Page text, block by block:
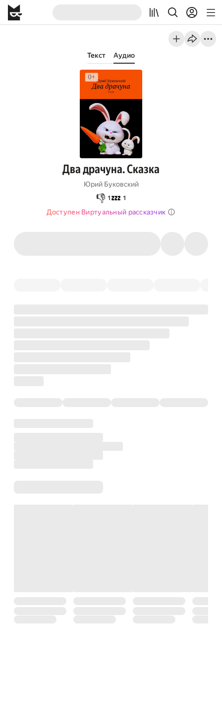
Текст Аудио
Два драчуна. Сказка
Юрий Буковский
👎 1 💤 1
Доступен Виртуальный рассказчик